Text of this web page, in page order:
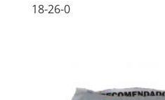
18-26-0